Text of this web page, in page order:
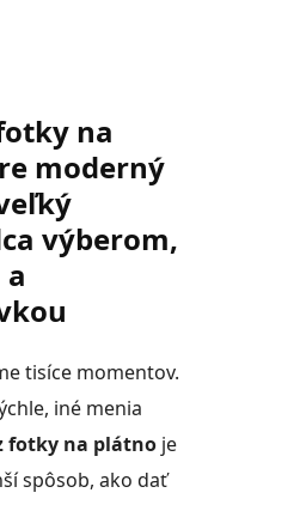
na
moderný
výberom,
tisíce momentov.
iné menia
fotky na plátno je
spôsob, ako dať